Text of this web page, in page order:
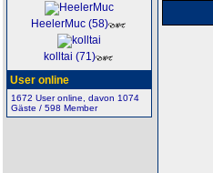
HeelerMuc (58)
kolltai (71)
User online
1672 User online, davon 1074
Gäste / 598 Member